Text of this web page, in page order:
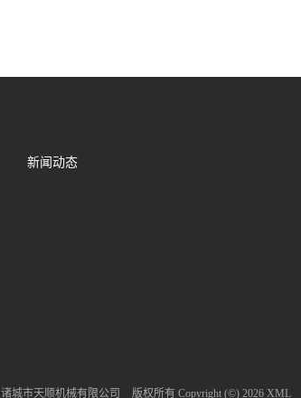
新闻动态
诸城市天顺机械有限公司 版权所有 Copyright (©) 2026 XML